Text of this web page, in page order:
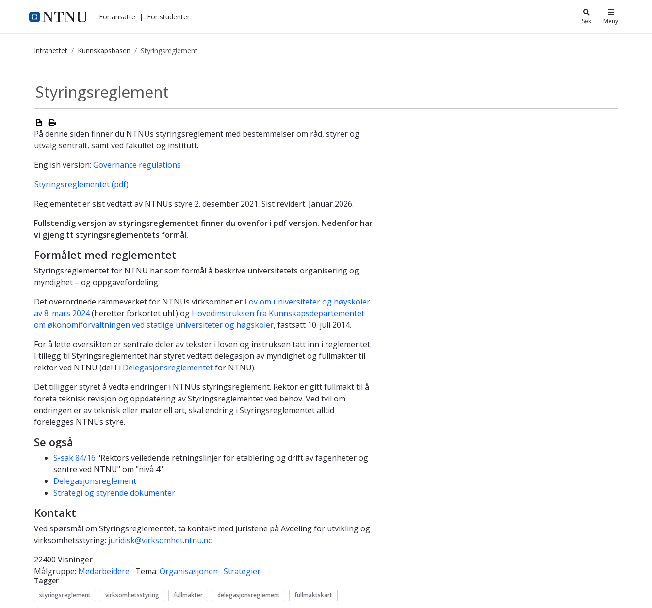
i.ntnu.no For ansatte | For studenter Søk Meny
Intranettet Kunnskapsbasen Styringsreglement
Styringsreglement
På denne siden finner du NTNUs styringsreglement med bestemmelser om råd, styrer og
utvalg sentralt, samt ved fakultet og institutt.
English version: Governance regulations
Styringsreglementet (pdf)
Reglementet er sist vedtatt av NTNUs styre 2. desember 2021. Sist revidert: Januar 2026.
Fullstendig versjon av styringsreglementet finner du ovenfor i pdf versjon. Nedenfor har
vi gjengitt styringsreglementets formål.
Formålet med reglementet
Styringsreglementet for NTNU har som formål å beskrive universitetets organisering og
myndighet – og oppgavefordeling.
Det overordnede rammeverket for NTNUs virksomhet er Lov om universiteter og høyskoler
av 8. mars 2024(heretter forkortet uhl.) og Hovedinstruksen fra Kunnskapsdepartementet
om økonomiforvaltningen ved statlige universiteter og høgskoler, fastsatt 10. juli 2014.
For å lette oversikten er sentrale deler av tekster i loven og instruksen tatt inn i reglementet.
I tillegg til Styringsreglementet har styret vedtatt delegasjon av myndighet og fullmakter til
rektor ved NTNU (del I i Delegasjonsreglementetfor NTNU).
Det tilligger styret å vedta endringer i NTNUs styringsreglement. Rektor er gitt fullmakt til å
foreta teknisk revisjon og oppdatering av Styringsreglementet ved behov. Ved tvil om
endringen er av teknisk eller materiell art, skal endring i Styringsreglementet alltid
forelegges NTNUs styre.
Se også
S-sak 84/16 "Rektors veiledende retningslinjer for etablering og drift av fagenheter og
sentre ved NTNU" om "nivå 4"
Delegasjonsreglement
Strategi og styrende dokumenter
Kontakt
Ved spørsmål om Styringsreglementet, ta kontakt med juristene på Avdeling for utvikling og
virksomhetsstyring: juridisk@virksomhet.ntnu.no
22400 Visninger
Målgruppe: Medarbeidere Tema: Organisasjonen Strategier
Tagger
styringsreglement virksomhetsstyring fullmakter delegasjonsreglement fullmaktskart